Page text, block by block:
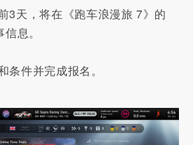
3天，将在《跑车浪漫旅 7》的
息。
条件并完成报名。